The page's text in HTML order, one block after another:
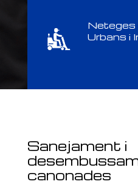
Neteges
Urbans i
Sanejament i
canonades